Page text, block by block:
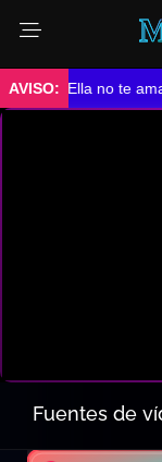
MOVIE
➤ Ella no te ama.
Fuentes de